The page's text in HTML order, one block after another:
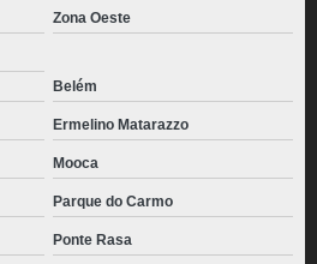
Zona Oeste
Belém
Ermelino Matarazzo
Mooca
Parque do Carmo
Ponte Rasa